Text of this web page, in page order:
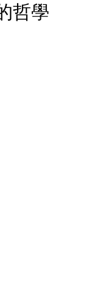
哲學